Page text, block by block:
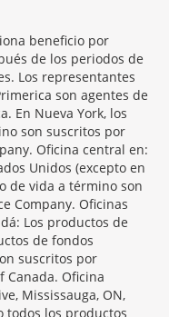
beneficio por
de los periodos de
Los representantes
son agentes de
En Nueva York, los
son suscritos por
Oficina central en:
Unidos (excepto en
de vida a término son
Company. Oficinas
Los productos de
de fondos
suscritos por
Canada. Oficina
Mississauga, ON,
todos los productos